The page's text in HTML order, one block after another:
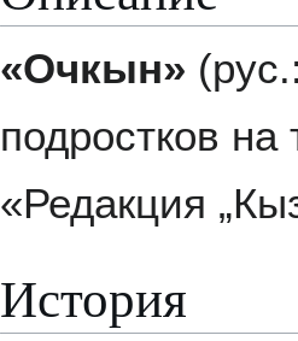
«Очкын»
подростков
«Редакция
История